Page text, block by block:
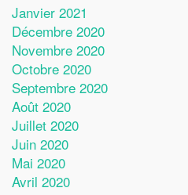
Janvier 2021
Décembre 2020
Novembre 2020
Octobre 2020
Septembre 2020
Août 2020
Juillet 2020
Juin 2020
Mai 2020
Avril 2020